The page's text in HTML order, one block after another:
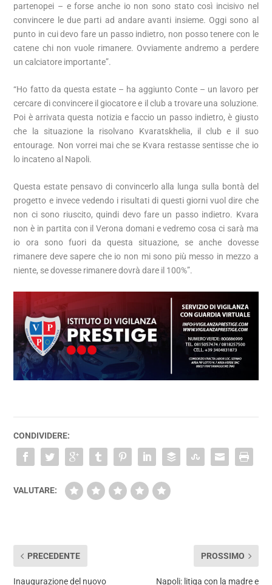
partenopei – e forse anche io non sono stato così incisivo nel
convincere le due parti ad andare avanti insieme. Oggi sono al
punto in cui devo fare un passo indietro, non posso tenere con le
catene chi non vuole rimanere. Ovviamente andremo a perdere
un calciatore importante”.
“Ho fatto da questa estate – ha aggiunto Conte – un lavoro per
cercare di convincere il giocatore e il club a trovare una soluzione.
Poi è arrivata questa notizia e faccio un passo indietro, è giusto
che la situazione la risolvano Kvaratskhelia, il club e il suo
entourage. Non vorrei mai che se Kvara restasse sentisse che io
lo incateno al Napoli.
Questa estate pensavo di convincerlo alla lunga sulla bontà del
progetto e invece vedendo i risultati di questi giorni vuol dire che
non ci sono riuscito, quindi devo fare un passo indietro. Kvara
non è in partita con il Verona domani e vedremo cosa ci sarà ma
io ora sono fuori da questa situazione, se anche dovesse
rimanere deve sapere che io non mi sono più messo in mezzo a
niente, se dovesse rimanere dovrà dare il 100%”.
CONDIVIDERE:
VALUTARE:
PRECEDENTE
Inaugurazione del nuovo
PROSSIMO
Napoli: litiga con la madre e